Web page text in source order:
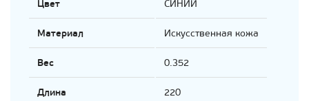
Цвет СИНИЙ
Материал Искусственная кожа
Вес 0.352
Длина 220